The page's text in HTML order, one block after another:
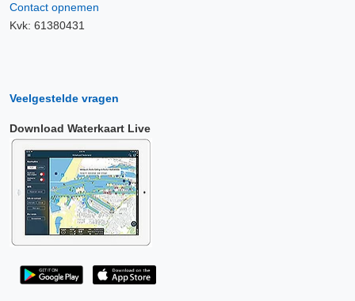
Contact opnemen
Kvk: 61380431
Veelgestelde vragen
Download Waterkaart Live